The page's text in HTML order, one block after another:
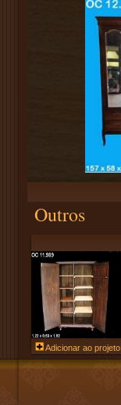
Outros
Adicionar ao projeto